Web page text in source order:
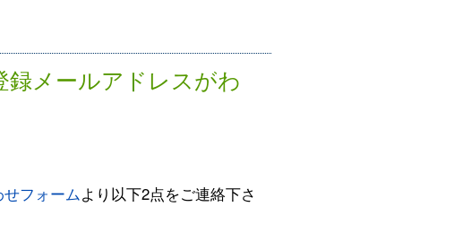
メールアドレスがわ
フォームより以下2点をご連絡下さ